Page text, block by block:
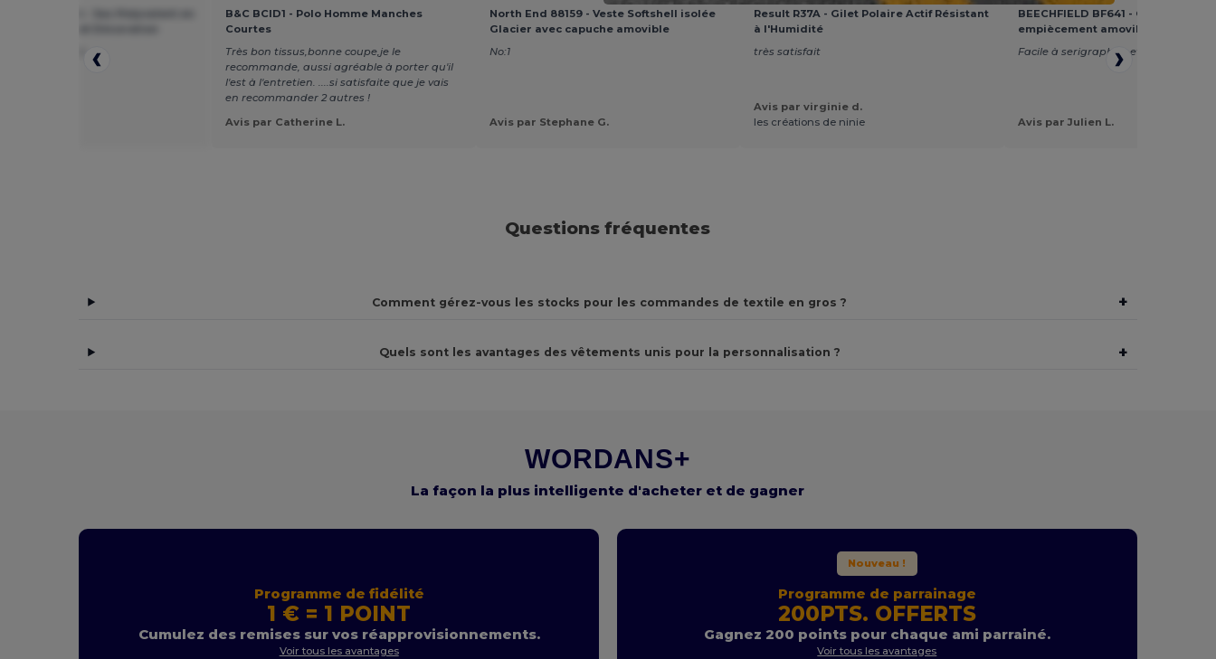
B&C BCID1 - Polo Homme Manches
Courtes
Très bon tissus,bonne coupe,je le
recommande, aussi agréable à porter qu'il
l'est à l'entretien. ....si satisfaite que je vais
en recommander 2 autres !
Avis par Catherine L.
North End 88159 - Veste Softshell isolée
Glacier avec capuche amovible
No:1
Avis par Stephane G.
Result R37A - Gilet Polaire Actif Résistant
à l'Humidité
très satisfait
Avis par virginie d.
les créations de ninie
BEECHFIELD BF641 - Casquette
empiècement amovible
Facile à serigraphier et super fit
Avis par Julien L.
Questions fréquentes
Comment gérez-vous les stocks pour les commandes de textile en gros ? +
Quels sont les avantages des vêtements unis pour la personnalisation ? +
WORDANS+
La façon la plus intelligente d'acheter et de gagner
Programme de fidélité
1 € = 1 POINT
Cumulez des remises sur vos réapprovisionnements.
Voir tous les avantages
Nouveau !
Programme de parrainage
200PTS. OFFERTS
Gagnez 200 points pour chaque ami parrainé.
Voir tous les avantages